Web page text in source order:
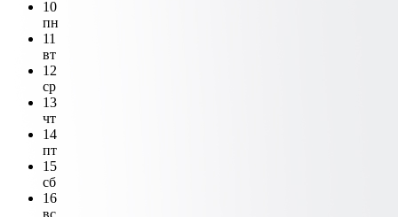
10
пн
11
вт
12
ср
13
чт
14
пт
15
сб
16
вс